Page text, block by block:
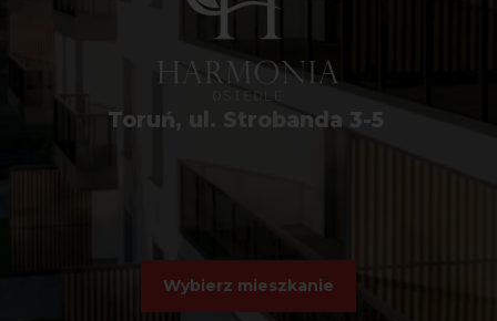
Toruń, ul. Strobanda 3-5
Wybierz mieszkanie